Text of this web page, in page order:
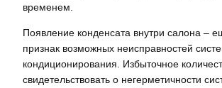
временем.
Появление конденсата внутри салона –
признак возможных неисправностей
кондиционирования. Избыточное
свидетельствовать о негерметичности